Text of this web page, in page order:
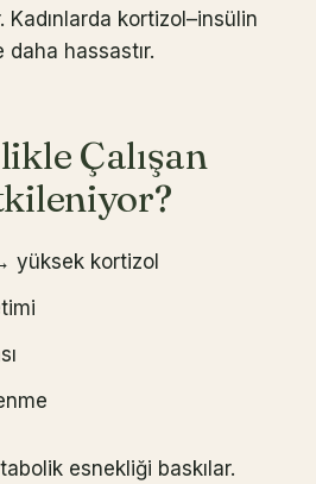
kortizol–insülin
hassastır.
Çalışan
yüksek kortizol
esnekliği baskılar.